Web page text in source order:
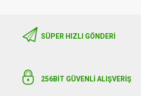
SÜPER HIZLI GÖNDERI
256BIT GÜVENLİ ALIŞVERİŞ